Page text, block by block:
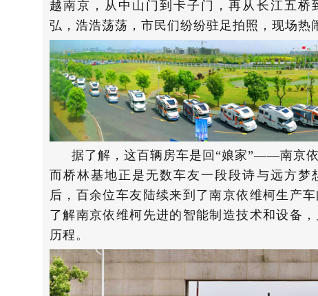
越南京，从中山门到卡子门，再从长江五桥
弘，浩浩荡荡，市民们纷纷驻足拍照，现场热
据了解，这百辆房车是回“娘家”——南京依
而桥林基地正是无数车友一段段诗与远方梦
后，百余位车友陆续来到了南京依维柯生产
了解南京依维柯先进的智能制造技术和设备
历程。